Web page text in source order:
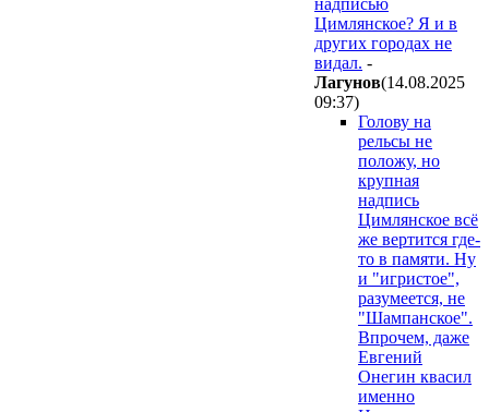
Цимлянское? Я и в
других городах не
видал. -
Лaгyнoв(14.08.2025
09:37)
Голову на
рельсы не
положу, но
крупная
надпись
Цимлянское всё
же вертится где-
то в памяти. Ну
и "игристое",
разумеется, не
"Шампанское".
Впрочем, даже
Евгений
Онегин квасил
именно